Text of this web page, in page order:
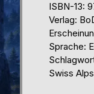
ISBN-13:
Verlag:
Sprache:
Swiss Alps